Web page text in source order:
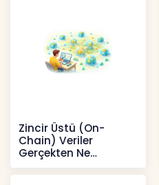
Zincir Üstü (On-
Chain) Veriler
Gerçekten Ne
Anlatır?
Kripto